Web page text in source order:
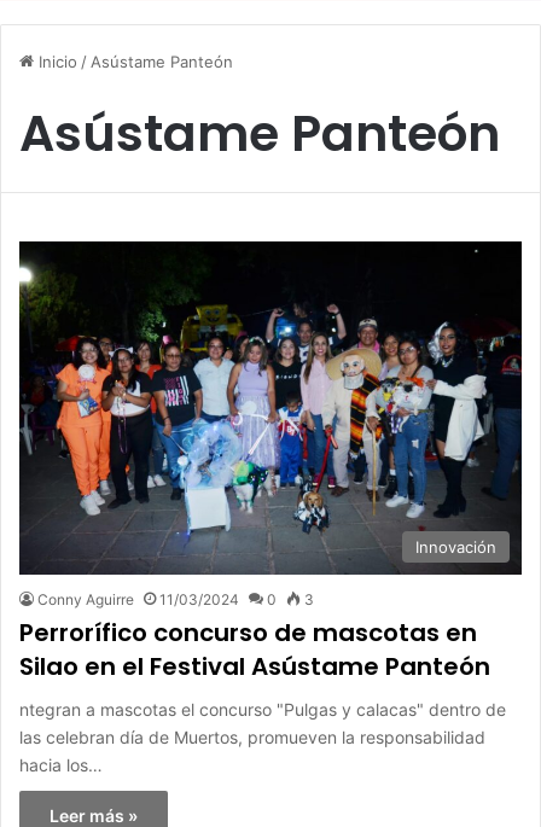
Inicio /Asústame Panteón
Asústame Panteón
Innovación
Conny Aguirre 11/03/2024 0 3
Perrorífico concurso de mascotas en
Silao en el Festival Asústame Panteón
ntegran a mascotas el concurso "Pulgas y calacas" dentro de
las celebran día de Muertos, promueven la responsabilidad
hacia los…
Leer más »